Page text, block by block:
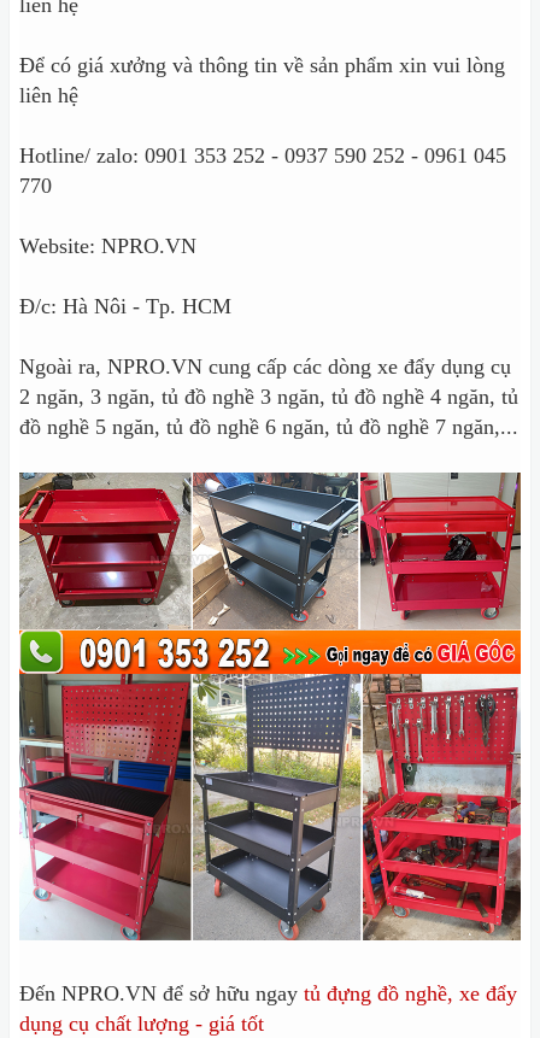
liên hệ
Để có giá xưởng và thông tin về sản phẩm xin vui lòng
liên hệ
Hotline/ zalo: 0901 353 252 - 0937 590 252 - 0961 045
770
Website: NPRO.VN
Đ/c: Hà Nôi - Tp. HCM
Ngoài ra, NPRO.VN cung cấp các dòng xe đẩy dụng cụ
2 ngăn, 3 ngăn, tủ đồ nghề 3 ngăn, tủ đồ nghề 4 ngăn, tủ
đồ nghề 5 ngăn, tủ đồ nghề 6 ngăn, tủ đồ nghề 7 ngăn,...
Đến NPRO.VN để sở hữu ngay tủ đựng đồ nghề, xe đẩy
dụng cụ chất lượng - giá tốt